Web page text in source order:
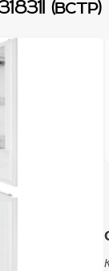
(встр)